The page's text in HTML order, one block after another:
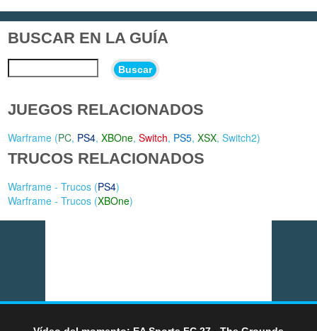
BUSCAR EN LA GUÍA
Buscar
JUEGOS RELACIONADOS
Warframe (PC, PS4,XBOne,Switch, PS5,XSX,Switch2)
TRUCOS RELACIONADOS
Warframe - Trucos (PS4)
Warframe - Trucos (XBOne)